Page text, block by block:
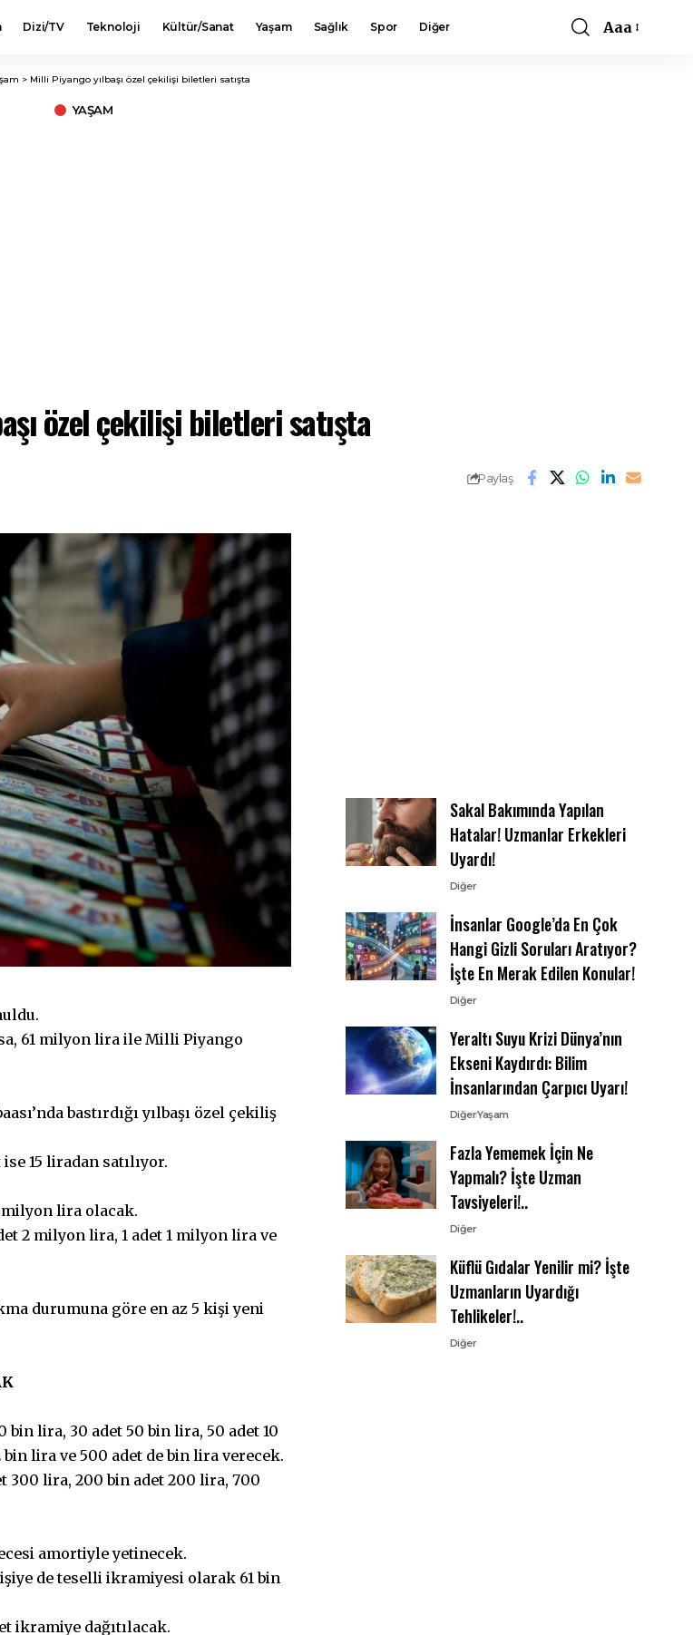
Dizi/TV Teknoloji Kültür/Sanat Yaşam Sağlık Spor Diğer
Font
Aaa
> Milli Piyango yılbaşı özel çekilişi biletleri satışta
YAŞAM
özel çekilişi biletleri satışta
Paylaş
61 milyon lira ile Milli Piyango
bastırdığı yılbaşı özel çekiliş
15 liradan satılıyor.
milyon lira olacak.
2 milyon lira, 1 adet 1 milyon lira ve
durumuna göre en az 5 kişi yeni
bin lira, 30 adet 50 bin lira, 50 adet 10
lira ve 500 adet de bin lira verecek.
300 lira, 200 bin adet 200 lira, 700
amortiyle yetinecek.
de teselli ikramiyesi olarak 61 bin
ikramiye dağıtılacak.
Sakal Bakımında Yapılan
Hatalar! Uzmanlar Erkekleri
Uyardı!
Diğer
İnsanlar Google’da En Çok
Hangi Gizli Soruları Aratıyor?
İşte En Merak Edilen Konular!
Diğer
Yeraltı Suyu Krizi Dünya’nın
Ekseni Kaydırdı: Bilim
İnsanlarından Çarpıcı Uyarı!
DiğerYaşam
Fazla Yememek İçin Ne
Yapmalı? İşte Uzman
Tavsiyeleri!..
Diğer
Küflü Gıdalar Yenilir mi? İşte
Uzmanların Uyardığı
Tehlikeler!..
Diğer